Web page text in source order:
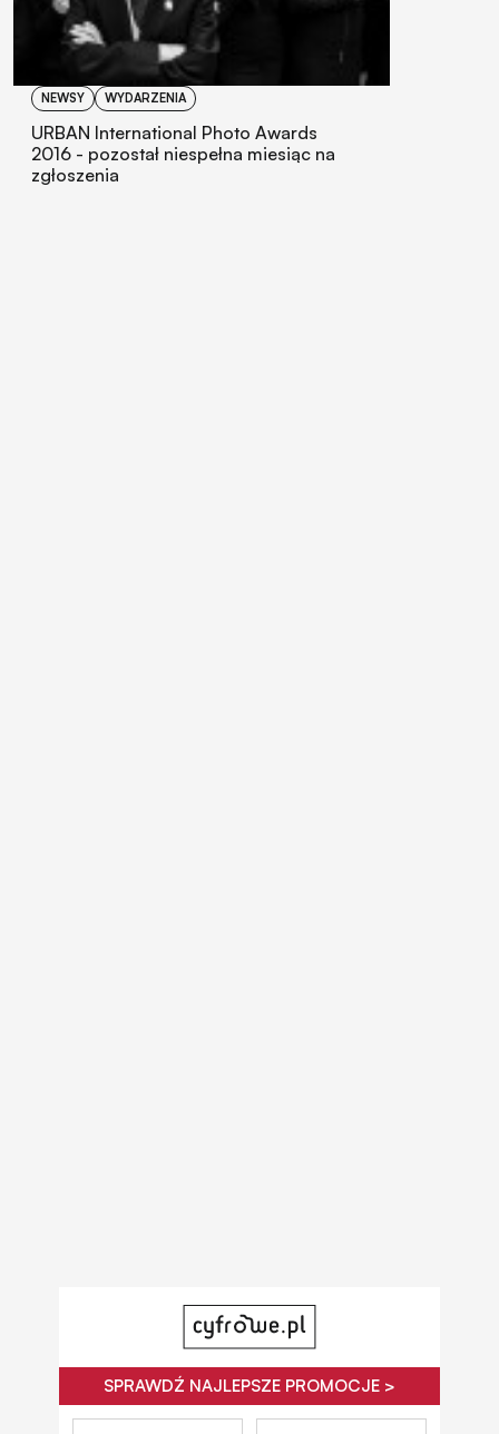
NEWSY WYDARZENIA
URBAN International Photo Awards
2016 - pozostał niespełna miesiąc na
zgłoszenia
SPRAWDŹ NAJLEPSZE PROMOCJE >